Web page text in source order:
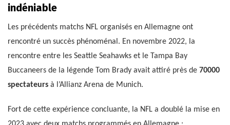
indéniable
Les précédents matchs NFL organisés en Allemagne ont
rencontré un succès phénoménal. En novembre 2022, la
rencontre entre les Seattle Seahawks et le Tampa Bay
Buccaneers de la légende Tom Brady avait attiré près de 70000
spectateurs à l’Allianz Arena de Munich.
Fort de cette expérience concluante, la NFL a doublé la mise en